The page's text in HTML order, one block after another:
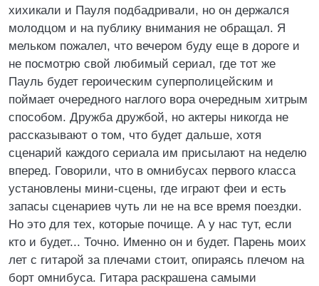
хихикали и Пауля подбадривали, но он держался
молодцом и на публику внимания не обращал. Я
мельком пожалел, что вечером буду еще в дороге и
не посмотрю свой любимый сериал, где тот же
Пауль будет героическим суперполицейским и
поймает очередного наглого вора очередным хитрым
способом. Дружба дружбой, но актеры никогда не
рассказывают о том, что будет дальше, хотя
сценарий каждого сериала им присылают на неделю
вперед. Говорили, что в омнибусах первого класса
установлены мини-сцены, где играют феи и есть
запасы сценариев чуть ли не на все время поездки.
Но это для тех, которые почище. А у нас тут, если
кто и будет... Точно. Именно он и будет. Парень моих
лет с гитарой за плечами стоит, опираясь плечом на
борт омнибуса. Гитара раскрашена самыми